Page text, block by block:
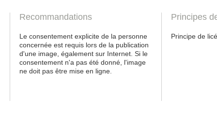
Recommandations
Le consentement explicite de la personne
concernée est requis lors de la publication
d'une image, également sur Internet. Si le
consentement n'a pas été donné, l'image
ne doit pas être mise en ligne.
Principes
Principe de